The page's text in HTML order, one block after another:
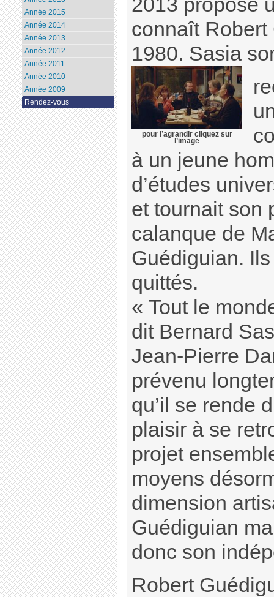
2013 propose
connaît
1980. Sasia
pour l’agrandir cliquez sur
l’image
à un jeune
d’études
et tournait son
calanque de
Guédiguian.
quittés.
« Tout le
dit Bernard
Jean-Pierre
prévenu
qu’il se rende
plaisir à se
projet
moyens
dimension
Guédiguian
donc son
Robert
Année 2015
Année 2014
Année 2013
Année 2012
Année 2011
Année 2010
Année 2009
Rendez-vous